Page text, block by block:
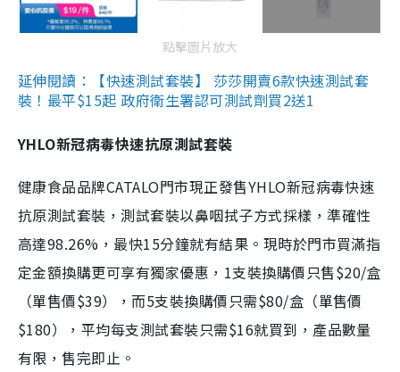
點擊圖片放大
延伸閱讀：【快速測試套裝】 莎莎開賣6款快速測試套
裝！最平$15起 政府衛生署認可測試劑買2送1
YHLO新冠病毒快速抗原測試套裝
健康食品品牌CATALO門市現正發售YHLO新冠病毒快速
抗原測試套裝，測試套裝以鼻咽拭子方式採樣，準確性
高達98.26%，最快15分鐘就有結果。現時於門市買滿指
定金額換購更可享有獨家優惠，1支裝換購價只售$20/盒
（單售價$39），而5支裝換購價只需$80/盒（單售價
$180），平均每支測試套裝只需$16就買到，產品數量
有限，售完即止。